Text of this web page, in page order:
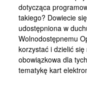
Krótkie
Jak pisać
Kontakt
dotycząca
takiego? Dowiecie się
udostępniona w
Wolnodostępnemu
korzystać i dzielić
obowiązkowa dla
tematykę kart